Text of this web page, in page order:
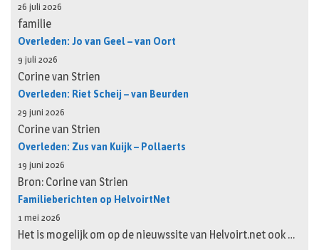
26 juli 2026
familie
Overleden: Jo van Geel – van Oort
9 juli 2026
Corine van Strien
Overleden: Riet Scheij – van Beurden
29 juni 2026
Corine van Strien
Overleden: Zus van Kuijk – Pollaerts
19 juni 2026
Bron: Corine van Strien
Familieberichten op HelvoirtNet
1 mei 2026
Het is mogelijk om op de nieuwssite van Helvoirt.net ook …